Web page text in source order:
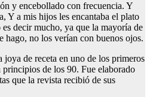
y encebollado con frecuencia. Y
Y a mis hijos les encantaba el plato
es decir mucho, ya que la mayoría de
hago, no los verían con buenos ojos.
joya de receta en uno de los primeros
principios de los 90. Fue elaborado
que la revista recibió de sus